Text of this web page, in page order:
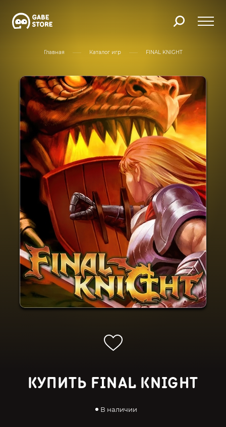
Главная Каталог игр FINAL KNIGHT
КУПИТЬ FINAL KNIGHT
В наличии